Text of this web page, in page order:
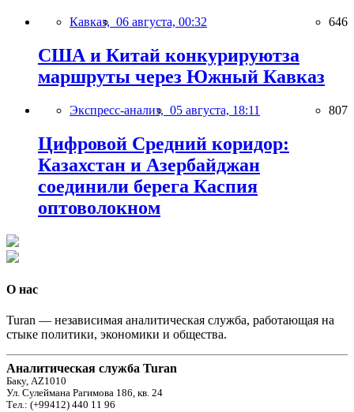
Кавказ, 06 августа, 00:32 646
США и Китай конкурируютза
маршруты через Южный Кавказ
Экспресс-анализ, 05 августа, 18:11 807
Цифровой Средний коридор:
Казахстан и Азербайджан
соединили берега Каспия
оптоволокном
О нас
Turan — независимая аналитическая служба, работающая на
стыке политики, экономики и общества.
Аналитическая служба Turan
Баку, AZ1010
Ул. Сулеймана Рагимова 186, кв. 24
Тел.: (+99412) 440 11 96